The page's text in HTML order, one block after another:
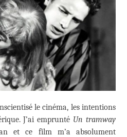
le cinéma, les intentions
J’ai emprunté Un tramway
et ce film m’a absolument